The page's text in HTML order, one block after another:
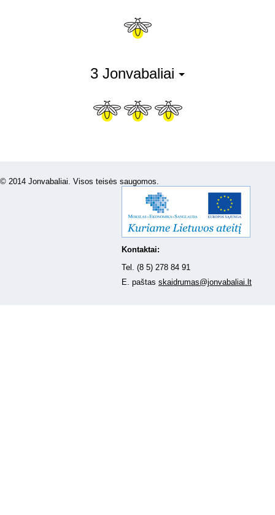
3 Jonvabaliai
© 2014 Jonvabaliai. Visos teisės saugomos.
Kontaktai:
Tel. (8 5) 278 84 91
E. paštas skaidrumas@jonvabaliai.lt